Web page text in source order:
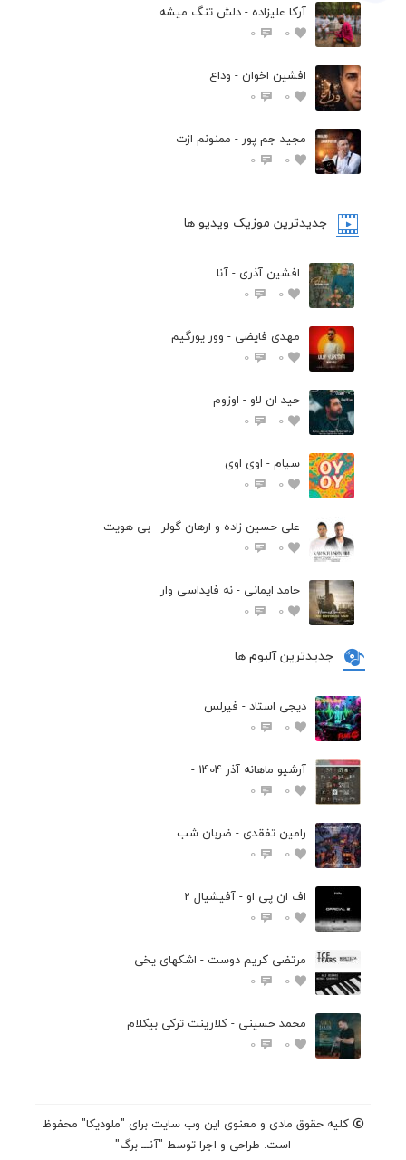
آرکا علیزاده - دلش تنگ میشه
0
0
افشين اخوان - وداع
0
0
مجید جم پور - ممنونم ازت
0
0
جدیدترین موزیک ویدیو ها
افشین آذری - آنا
0
0
مهدی فایضی - وور یورگیم
0
0
حید ان لاو - اوزوم
0
0
سیام - اوی اوی
0
0
علی حسین زاده و ارهان گولر - بی هویت
0
0
حامد ایمانی - نه فایداسی وار
0
0
جدیدترین آلبوم ها
دیجی استاد - فیرلس
0
0
آرشیو ماهانه آذر 1404 -
0
0
رامین تفقدی - ضربان شب
0
0
اف ان پی او - آفیشیال 2
0
0
مرتضی کریم دوست - اشکهای یخی
0
0
محمد حسینی - کلارینت ترکی بیکلام
0
0
کلیه حقوق مادی و معنوی این وب سایت برای "ملودیکا" محفوظ
است. طراحی و اجرا توسط "آنـــ برگ"